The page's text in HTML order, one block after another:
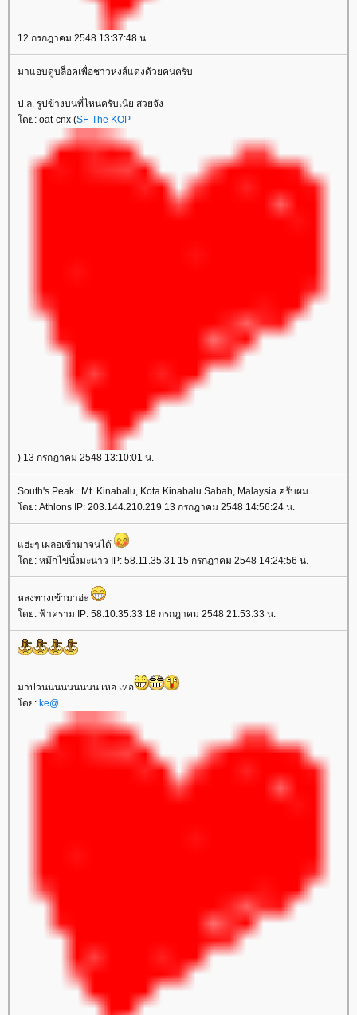
12 กรกฎาคม 2548 13:37:48 น.
มาแอบดูบล็อคเพื่อชาวหงส์แดงด้วยคนครับ
ป.ล. รูปข้างบนที่ไหนครับเนี่ย สวยจัง
ดย: oat-cnx (SF-The KOP
) 13 กรกฎาคม 2548 13:10:01 น.
South's Peak...Mt. Kinabalu, Kota Kinabalu Sabah, Malaysia ครับผม
ดย: Athlons IP: 203.144.210.219 13 กรกฎาคม 2548 14:56:24 น.
ฮ่ะๆ เผลอเข้ามาจนได้
ดย: หมึกไข่นึ่งมะนาว IP: 58.11.35.31 15 กรกฎาคม 2548 14:24:56 น.
หลงทางเข้ามาอ่ะ
ดย: ฟ้าคราม IP: 58.10.35.33 18 กรกฎาคม 2548 21:53:33 น.
มาป่วนนนนนนนนน เหอ เหอ
ดย: ke@